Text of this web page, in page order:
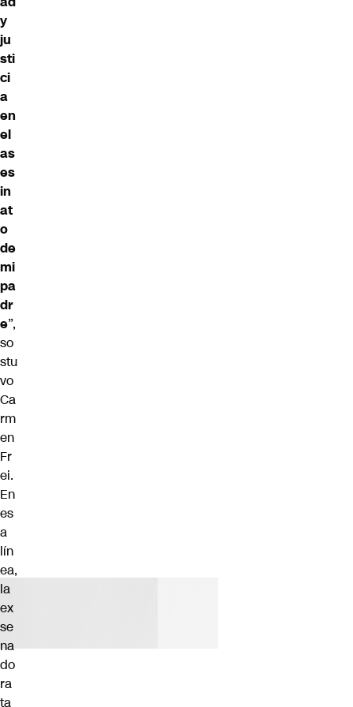
y
ju
sti
ci
a
en
el
as
es
in
at
o
de
mi
pa
dr
e”,
so
stu
vo
Ca
rm
en
Fr
ei.
En
es
a
lín
ea,
la
ex
se
na
do
ra
ta